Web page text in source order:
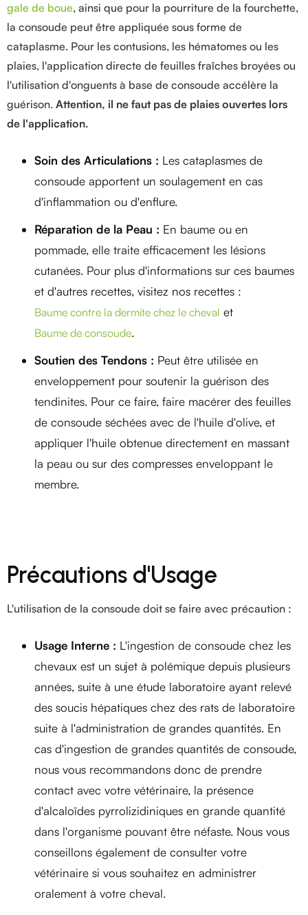
gale de boue, ainsi que pour la pourriture de la fourchette,
la consoude peut être appliquée sous forme de
cataplasme. Pour les contusions, les hématomes ou les
plaies, l'application directe de feuilles fraîches broyées ou
l'utilisation d'onguents à base de consoude accélère la
guérison. Attention, il ne faut pas de plaies ouvertes lors
de l'application.
Soin des Articulations : Les cataplasmes de
consoude apportent un soulagement en cas
d'inflammation ou d'enflure.
Réparation de la Peau : En baume ou en
pommade, elle traite efficacement les lésions
cutanées. Pour plus d'informations sur ces baumes
et d'autres recettes, visitez nos recettes :
Baume contre la dermite chez le cheval et
Baume de consoude.
Soutien des Tendons : Peut être utilisée en
enveloppement pour soutenir la guérison des
tendinites. Pour ce faire, faire macérer des feuilles
de consoude séchées avec de l'huile d'olive, et
appliquer l'huile obtenue directement en massant
la peau ou sur des compresses enveloppant le
membre.
Précautions d'Usage
L'utilisation de la consoude doit se faire avec précaution :
Usage Interne : L'ingestion de consoude chez les
chevaux est un sujet à polémique depuis plusieurs
années, suite à une étude laboratoire ayant relevé
des soucis hépatiques chez des rats de laboratoire
suite à l'administration de grandes quantités. En
cas d'ingestion de grandes quantités de consoude,
nous vous recommandons donc de prendre
contact avec votre vétérinaire, la présence
d'alcaloïdes pyrrolizidiniques en grande quantité
dans l'organisme pouvant être néfaste. Nous vous
conseillons également de consulter votre
vétérinaire si vous souhaitez en administrer
oralement à votre cheval.